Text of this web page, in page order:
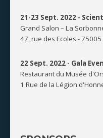
21-23 Sept. 2022 -
Grand Salon – La
47, rue des Ecoles - 75005
22 Sept. 2022 - Gala
Restaurant du Musée
1 Rue de la Légion